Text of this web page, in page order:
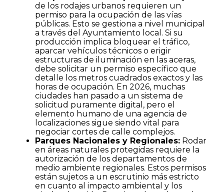
de los rodajes urbanos requieren un
permiso para la ocupación de las vías
públicas. Esto se gestiona a nivel municipal
a través del Ayuntamiento local. Si su
producción implica bloquear el tráfico,
aparcar vehículos técnicos o erigir
estructuras de iluminación en las aceras,
debe solicitar un permiso específico que
detalle los metros cuadrados exactos y las
horas de ocupación. En 2026, muchas
ciudades han pasado a un sistema de
solicitud puramente digital, pero el
elemento humano de una agencia de
localizaciones sigue siendo vital para
negociar cortes de calle complejos.
Parques Nacionales y Regionales: Rodar
en áreas naturales protegidas requiere la
autorización de los departamentos de
medio ambiente regionales. Estos permisos
están sujetos a un escrutinio más estricto
en cuanto al impacto ambiental y los